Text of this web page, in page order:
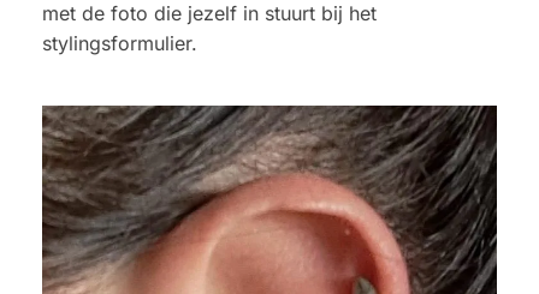
met de foto die jezelf in stuurt bij het
stylingsformulier.